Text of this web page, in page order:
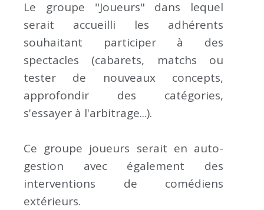
Le groupe "Joueurs" dans lequel
serait accueilli les adhérents
souhaitant participer à des
spectacles (cabarets, matchs ou
tester de nouveaux concepts,
approfondir des catégories,
s'essayer à l'arbitrage...).
Ce groupe joueurs serait en auto-
gestion avec également des
interventions de comédiens
extérieurs.